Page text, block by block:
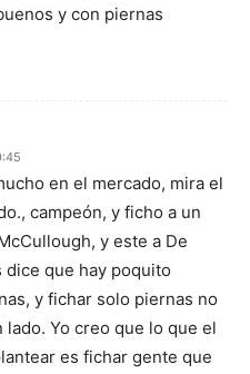
y con piernas
en el mercado, mira el
campeón, y ficho a un
y este a De
dice que hay poquito
y fichar solo piernas no
lado. Yo creo que lo que el
es fichar gente que